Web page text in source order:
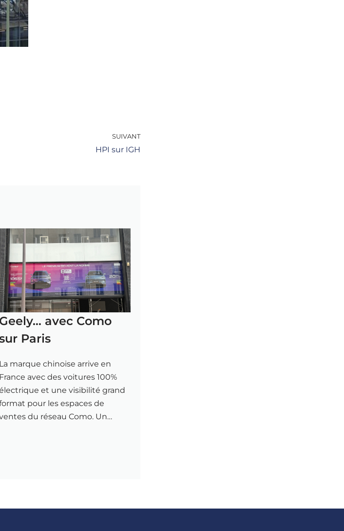
SUIVANT
HPI sur IGH
Geely… avec Como
Paris
La marque chinoise arrive en
France avec des voitures 100%
et une visibilité grand
pour les espaces de
du réseau Como. Un…